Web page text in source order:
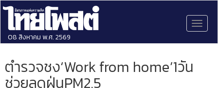
08 สิงหาคม พ.ศ. 2569
ตำรวจชง‘Work from home’1วัน
ช่วยลดฝุ่นPM2.5